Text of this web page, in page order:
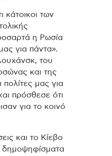
των
η Ρωσία
για πάντα».
του
και της
πολίτες μας για
πρόσθεσε ότι
για το κοινό
και το Κίεβο
δημοψηφίσματα